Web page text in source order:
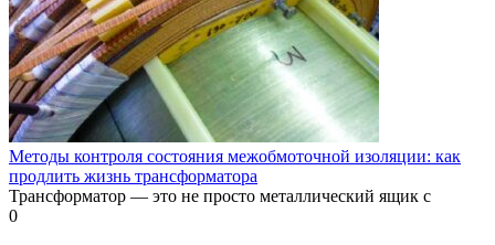
Методы контроля состояния межобмоточной изоляции: как
продлить жизнь трансформатора
Трансформатор — это не просто металлический ящик с
0